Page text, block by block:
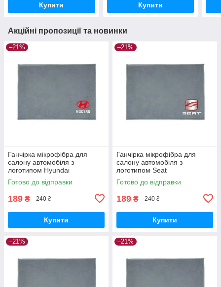
Купити Купити
Акційні пропозиції та новинки
–21%
Ганчірка мікрофібра для
салону автомобіля з
логотипом Hyundai
Готово до відправки
189 ₴ 240 ₴
Купити
–21%
Ганчірка мікрофібра для
салону автомобіля з
логотипом Seat
Готово до відправки
189 ₴ 240 ₴
Купити
–21% –21%